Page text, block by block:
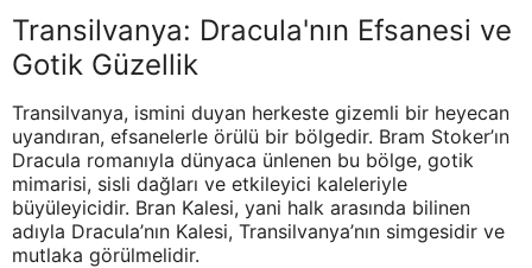
Transilvanya: Dracula'nın Efsanesi ve
Gotik Güzellik
Transilvanya, ismini duyan herkeste gizemli bir heyecan
uyandıran, efsanelerle örülü bir bölgedir. Bram Stoker’ın
Dracula romanıyla dünyaca ünlenen bu bölge, gotik
mimarisi, sisli dağları ve etkileyici kaleleriyle
büyüleyicidir. Bran Kalesi, yani halk arasında bilinen
adıyla Dracula’nın Kalesi, Transilvanya’nın simgesidir ve
mutlaka görülmelidir.